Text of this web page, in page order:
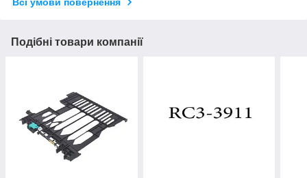
Подібні товари компанії